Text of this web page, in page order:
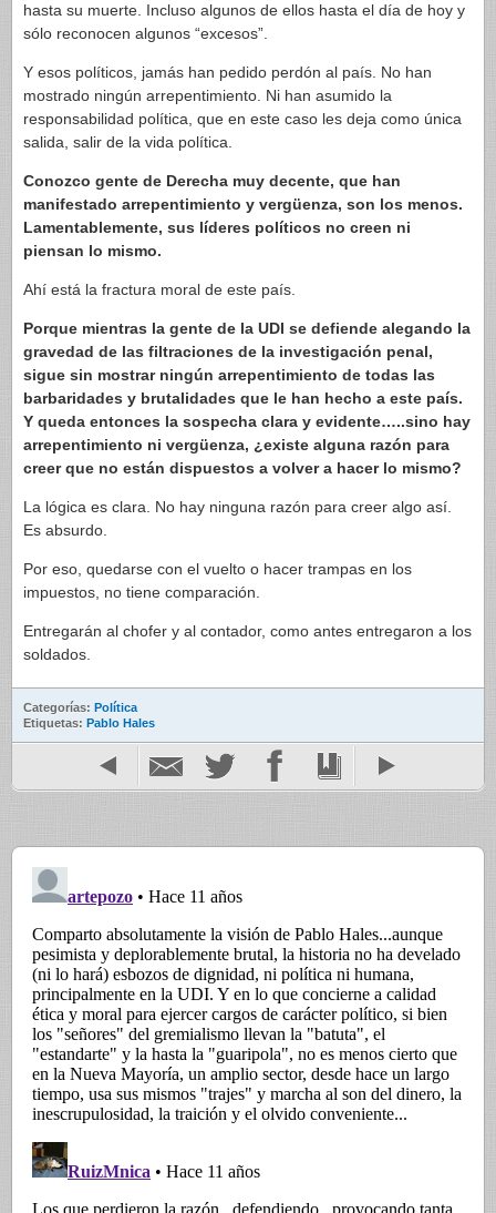
hasta su muerte. Incluso algunos de ellos hasta el día de hoy y
sólo reconocen algunos “excesos”.
Y esos políticos, jamás han pedido perdón al país. No han
mostrado ningún arrepentimiento. Ni han asumido la
responsabilidad política, que en este caso les deja como única
salida, salir de la vida política.
Conozco gente de Derecha muy decente, que han
manifestado arrepentimiento y vergüenza, son los menos.
Lamentablemente, sus líderes políticos no creen ni
piensan lo mismo.
Ahí está la fractura moral de este país.
Porque mientras la gente de la UDI se defiende alegando la
gravedad de las filtraciones de la investigación penal,
sigue sin mostrar ningún arrepentimiento de todas las
barbaridades y brutalidades que le han hecho a este país.
Y queda entonces la sospecha clara y evidente…..sino hay
arrepentimiento ni vergüenza, ¿existe alguna razón para
creer que no están dispuestos a volver a hacer lo mismo?
La lógica es clara. No hay ninguna razón para creer algo así.
Es absurdo.
Por eso, quedarse con el vuelto o hacer trampas en los
impuestos, no tiene comparación.
Entregarán al chofer y al contador, como antes entregaron a los
soldados.
Categorías: Política
Etiquetas: Pablo Hales